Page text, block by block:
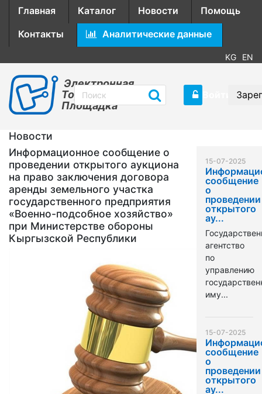
Главная Каталог Новости
Помощь
Контакты
Аналитические данные
KG EN
Электронная
Торговая
Площадка
Новости
Информационное сообщение о
проведении открытого аукциона
на право заключения договора
аренды земельного участка
государственного предприятия
«Военно-подсобное хозяйство»
при Министерстве обороны
Кыргызской Республики
15-07-2025
сообщение
о
проведении
открытого
ау...
агентство
по
управлению
иму...
15-07-2025
сообщение
о
проведении
открытого
ау...